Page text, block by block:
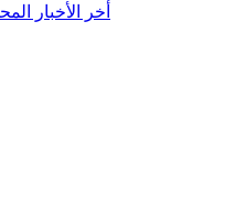
أخر الأخبار